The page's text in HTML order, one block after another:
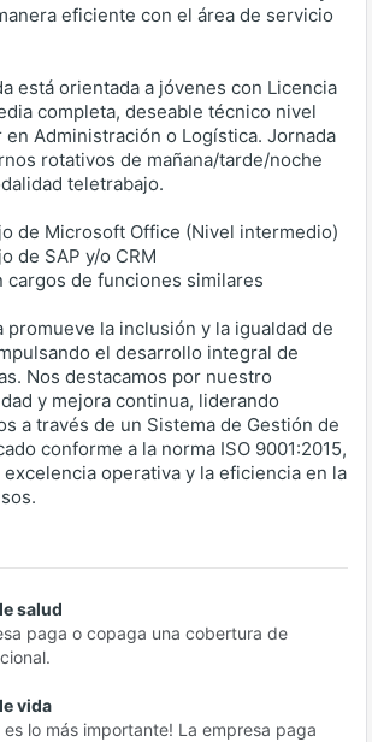
eficiente con el área de servicio
está orientada a jóvenes con Licencia
completa, deseable técnico nivel
Administración o Logística. Jornada
rotativos de mañana/tarde/noche
teletrabajo.
de Microsoft Office (Nivel intermedio)
de SAP y/o CRM
cargos de funciones similares
promueve la inclusión y la igualdad de
el desarrollo integral de
Nos destacamos por nuestro
y mejora continua, liderando
a través de un Sistema de Gestión de
conforme a la norma ISO 9001:2015,
operativa y la eficiencia en la
salud
paga o copaga una cobertura de
vida
es lo más importante! La empresa paga